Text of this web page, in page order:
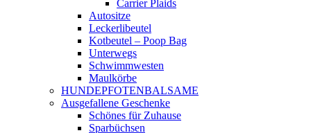
Carrier Plaids
Autositze
Leckerlibeutel
Kotbeutel – Poop Bag
Unterwegs
Schwimmwesten
Maulkörbe
HUNDEPFOTENBALSAME
Ausgefallene Geschenke
Schönes für Zuhause
Sparbüchsen